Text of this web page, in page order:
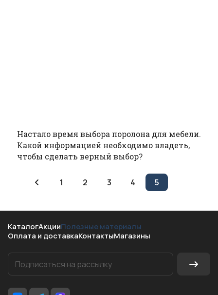
Настало время выбора поролона для мебели.
Какой информацией необходимо владеть,
чтобы сделать верный выбор?
1 2 3 4 5
КаталогАкцииПолезные материалы
Оплата и доставкаКонтактыМагазины